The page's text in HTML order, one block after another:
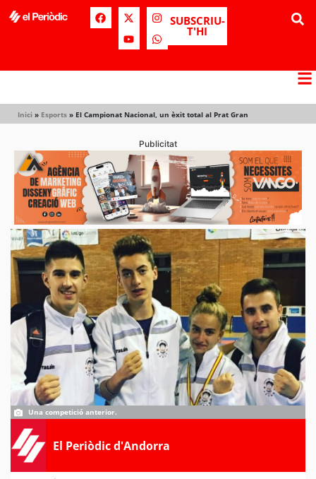
SUBSCRIU-
T'HI
Inici » Esports » El Campionat Nacional, un èxit total al Prat Gran
Publicitat
Una competició anterior.
El Periòdic d'Andorra